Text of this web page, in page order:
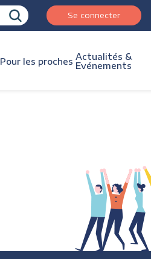
Se connecter
Pour les proches Actualités &
Evénements